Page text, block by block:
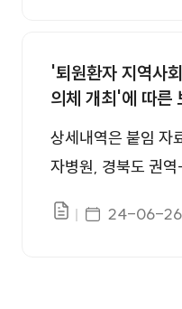
'퇴원환자 지역사
의체 개최'에 따른
상세내역은 붙임 자
자병원, 경북도 권
일리한국
파일있음게시일자
24-06-26